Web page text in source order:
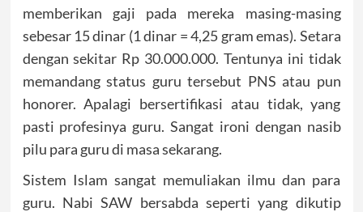
memberikan gaji pada mereka masing-masing
sebesar 15 dinar (1 dinar = 4,25 gram emas). Setara
dengan sekitar Rp 30.000.000. Tentunya ini tidak
memandang status guru tersebut PNS atau pun
honorer. Apalagi bersertifikasi atau tidak, yang
pasti profesinya guru. Sangat ironi dengan nasib
pilu para guru di masa sekarang.
Sistem Islam sangat memuliakan ilmu dan para
guru. Nabi SAW bersabda seperti yang dikutip